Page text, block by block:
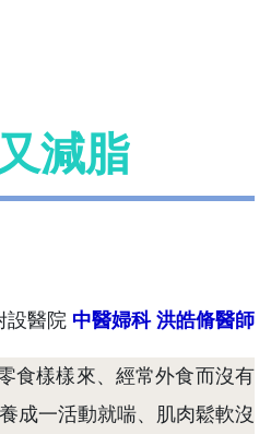
減脂
設醫院 中醫婦科 洪皓脩醫師
食樣樣來、經常外食而沒有
成一活動就喘、肌肉鬆軟沒